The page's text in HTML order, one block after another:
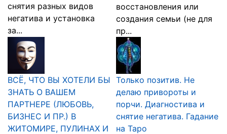
снятия разных видов
негатива и установка
за...
восстановления или
создания семьи (не для
пр...
ВСЁ, ЧТО ВЫ ХОТЕЛИ БЫ
ЗНАТЬ О ВАШЕМ
ПАРТНЕРЕ (ЛЮБОВЬ,
БИЗНЕС И ПР.) В
ЖИТОМИРЕ, ПУЛИНАХ И
Только позитив. Не
делаю привороты и
порчи. Диагностива и
снятие негатива. Гадание
на Таро